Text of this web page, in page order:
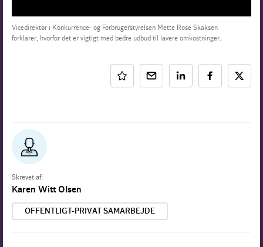
Vicedirektør i Konkurrence- og Forbrugerstyrelsen Mette Rose Skaksen
forklarer, hvorfor det er vigtigt med bedre udbud til lavere omkostninger.
Skrevet af:
Karen Witt Olsen
OFFENTLIGT-PRIVAT SAMARBEJDE